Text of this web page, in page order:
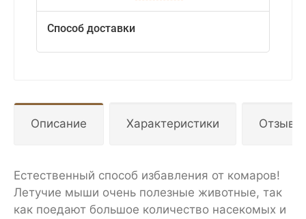
Способ доставки
Описание Характеристики
Естественный способ избавления от комаров!
Летучие мыши очень полезные животные, так
как поедают большое количество насекомых и